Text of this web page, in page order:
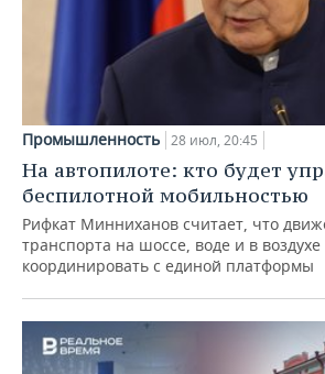
Промышленность 28 июл, 20:45
На автопилоте: кто будет
беспилотной мобильностью
Рифкат Минниханов считает, что
транспорта на шоссе, воде и в
координировать с единой платформы